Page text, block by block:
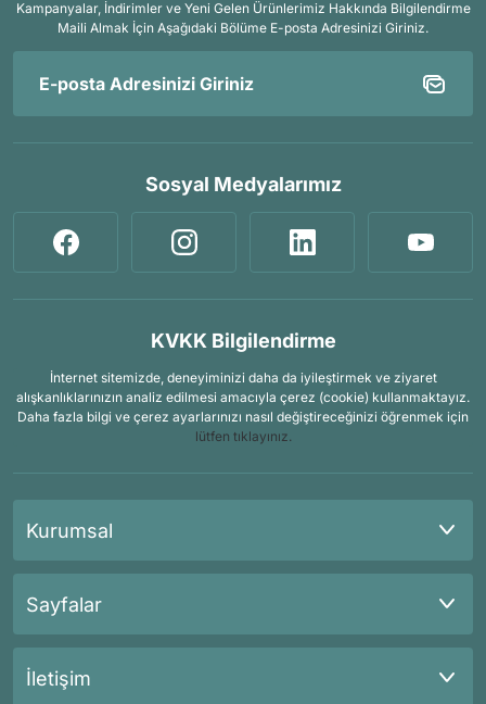
Kampanyalar, İndirimler ve Yeni Gelen Ürünlerimiz Hakkında Bilgilendirme
Maili Almak İçin Aşağıdaki Bölüme E-posta Adresinizi Giriniz.
Sosyal Medyalarımız
KVKK Bilgilendirme
İnternet sitemizde, deneyiminizi daha da iyileştirmek ve ziyaret
alışkanlıklarınızın analiz edilmesi amacıyla çerez (cookie) kullanmaktayız.
Daha fazla bilgi ve çerez ayarlarınızı nasıl değiştireceğinizi öğrenmek için
lütfen tıklayınız.
Kurumsal
Sayfalar
İletişim